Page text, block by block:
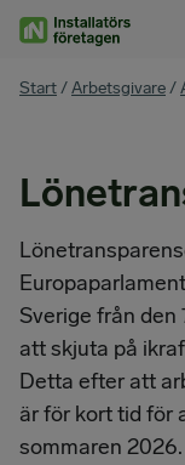
You
Start/Arbetsgivare/
Sverige från den
att skjuta på
Detta efter att
är för kort tid för
sommaren